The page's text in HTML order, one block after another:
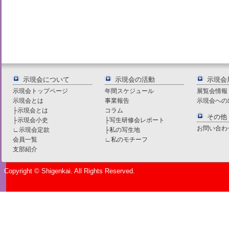
示現会について
示現会トップページ
示現会とは
├示現会とは
├示現会小史
∟ 示現会定款
会員一覧
支部紹介
示現会の活動
年間スケジュール
事業報告
コラム
├写生研修会レポート
├私の写生地
∟ 私のモチーフ
示現会
展覧会情報
示現会へ
その他
お問い合
Copyright © Shigenkai. All Rights Reserved.